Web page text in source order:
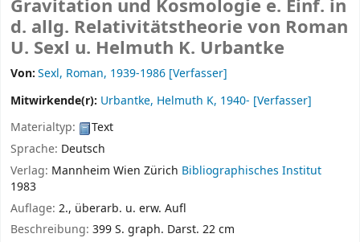
Gravitation und Kosmologie e. Einf. in
d. allg. Relativitätstheorie von Roman
U. Sexl u. Helmuth K. Urbantke
Von:Sexl, Roman, 1939-1986 [Verfasser]
Mitwirkende(r): Urbantke, Helmuth K, 1940- [Verfasser]
Materialtyp:
Text
Sprache: Deutsch
Verlag: Mannheim Wien Zürich Bibliographisches Institut
1983
Auflage: 2., überarb. u. erw. Aufl
Beschreibung: 399 S. graph. Darst. 22 cm